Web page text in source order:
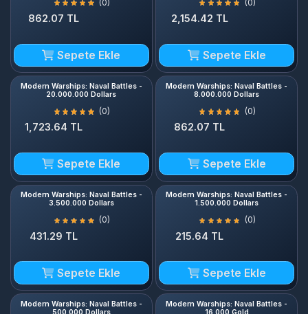
862.07 TL
Sepete Ekle
2,154.42 TL
Sepete Ekle
Modern Warships: Naval Battles -
(0)
1,723.64 TL
Modern Warships: Naval Battles -
(0)
862.07 TL
Modern Warships: Naval Battles -
3.500.000 Dollars
(0)
431.29 TL
Modern Warships: Naval Battles -
1.500.000 Dollars
(0)
215.64 TL
Modern Warships: Naval Battles -
500.000 Dollars
(0)
Modern Warships: Naval Battles -
16.000 Gold
(0)